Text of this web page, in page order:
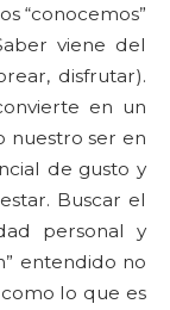
“conocemos”
viene del
disfrutar).
en un
nuestro ser en
de gusto y
Buscar el
personal y
entendido no
lo que es